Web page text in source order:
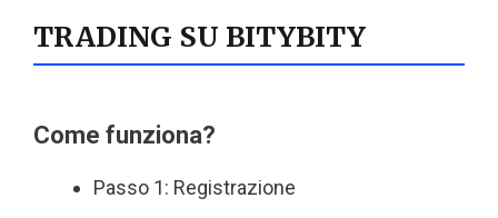
TRADING SU BITYBITY
Come funziona?
Passo 1: Registrazione